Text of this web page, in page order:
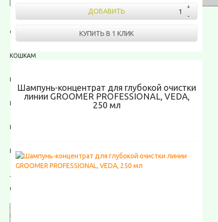
СОБАКАМ
КОШКАМ
РЕПТИЛИЯМ
ЛОШАДЯМ
CТОИМОСТЬ ПРИ ДОСТАВКЕ
ДОБАВИТЬ
КУПИТЬ В 1 КЛИК
Шампунь-концентрат для глубокой очистки
линии GROOMER PROFESSIONAL, VEDA,
250 мл